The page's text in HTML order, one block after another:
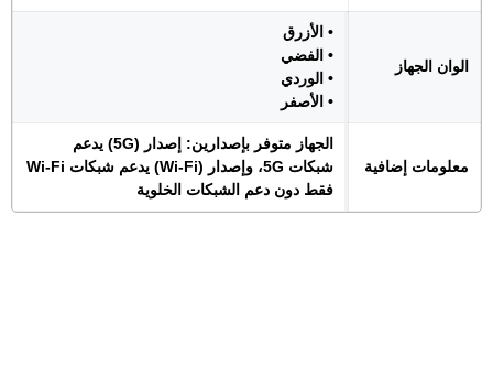
الوان الجهاز
• الأزرق
• الفضي
• الوردي
• الأصفر
معلومات إضافية
الجهاز متوفر بإصدارين: إصدار (5G) يدعم
شبكات 5G، وإصدار (Wi-Fi) يدعم شبكات Wi-Fi
فقط دون دعم الشبكات الخلوية